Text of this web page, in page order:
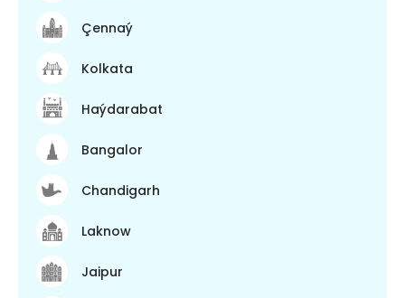
Çennaý
Kolkata
Haýdarabat
Bangalor
Chandigarh
Laknow
Jaipur